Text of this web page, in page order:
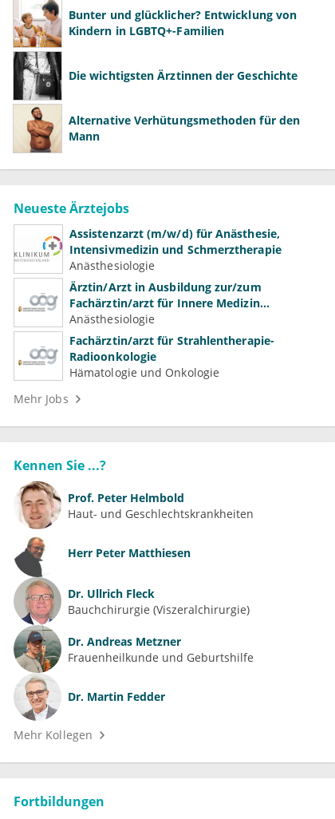
Bunter und glücklicher? Entwicklung von
Kindern in LGBTQ+-Familien
Die wichtigsten Ärztinnen der Geschichte
Alternative Verhütungsmethoden für den
Mann
Neueste Ärztejobs
Assistenzarzt (m/w/d) für Anästhesie,
Intensivmedizin und Schmerztherapie
Anästhesiologie
Ärztin/Arzt in Ausbildung zur/zum
Fachärztin/arzt für Innere Medizin
(Kardiologie, Nephrologie, Intensivmedizin)
Anästhesiologie
Fachärztin/arzt für Strahlentherapie-
Radioonkologie
Hämatologie und Onkologie
Mehr Jobs
Kennen Sie ...?
Prof. Peter Helmbold
Haut- und Geschlechtskrankheiten
Herr Peter Matthiesen
Dr. Ullrich Fleck
Bauchchirurgie (Viszeralchirurgie)
Dr. Andreas Metzner
Frauenheilkunde und Geburtshilfe
Dr. Martin Fedder
Mehr Kollegen
Fortbildungen